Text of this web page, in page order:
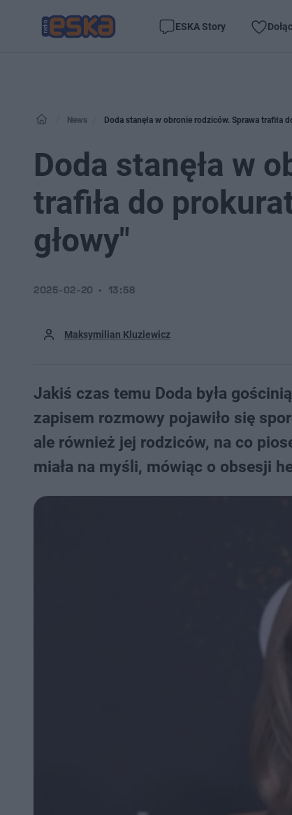
ESKA Story
News Doda stanęła w obronie rodziców. Sprawa trafiła
Doda stanęła w
trafiła do
głowy"
Maksymilian Kluziewicz
2025-02-20 13:58
Jakiś czas temu Doda była
zapisem rozmowy pojawiło się
ale również jej rodziców, na co
miała na myśli, mówiąc o obsesji